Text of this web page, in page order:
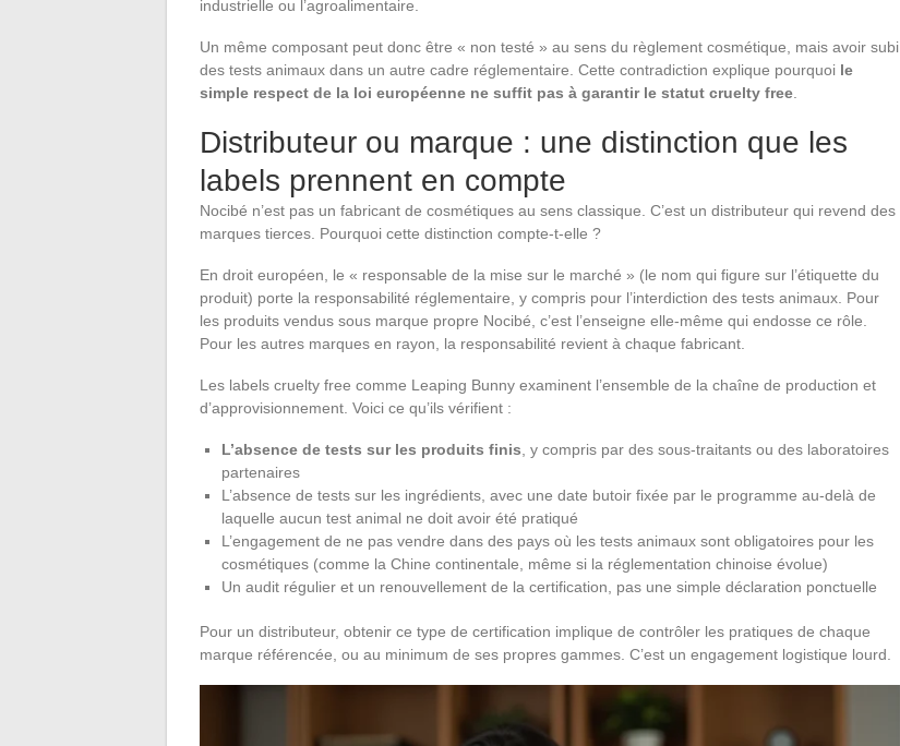
industrielle ou l’agroalimentaire.
Un même composant peut donc être « non testé » au sens du règlement cosmétique, mais avoir subi
des tests animaux dans un autre cadre réglementaire. Cette contradiction explique pourquoi le
simple respect de la loi européenne ne suffit pas à garantir le statut cruelty free.
Distributeur ou marque : une distinction que les
labels prennent en compte
Nocibé n’est pas un fabricant de cosmétiques au sens classique. C’est un distributeur qui revend des
marques tierces. Pourquoi cette distinction compte-t-elle ?
En droit européen, le « responsable de la mise sur le marché » (le nom qui figure sur l’étiquette du
produit) porte la responsabilité réglementaire, y compris pour l’interdiction des tests animaux. Pour
les produits vendus sous marque propre Nocibé, c’est l’enseigne elle-même qui endosse ce rôle.
Pour les autres marques en rayon, la responsabilité revient à chaque fabricant.
Les labels cruelty free comme Leaping Bunny examinent l’ensemble de la chaîne de production et
d’approvisionnement. Voici ce qu’ils vérifient :
L’absence de tests sur les produits finis, y compris par des sous-traitants ou des laboratoires
partenaires
L’absence de tests sur les ingrédients, avec une date butoir fixée par le programme au-delà de
laquelle aucun test animal ne doit avoir été pratiqué
L’engagement de ne pas vendre dans des pays où les tests animaux sont obligatoires pour les
cosmétiques (comme la Chine continentale, même si la réglementation chinoise évolue)
Un audit régulier et un renouvellement de la certification, pas une simple déclaration ponctuelle
Pour un distributeur, obtenir ce type de certification implique de contrôler les pratiques de chaque
marque référencée, ou au minimum de ses propres gammes. C’est un engagement logistique lourd.